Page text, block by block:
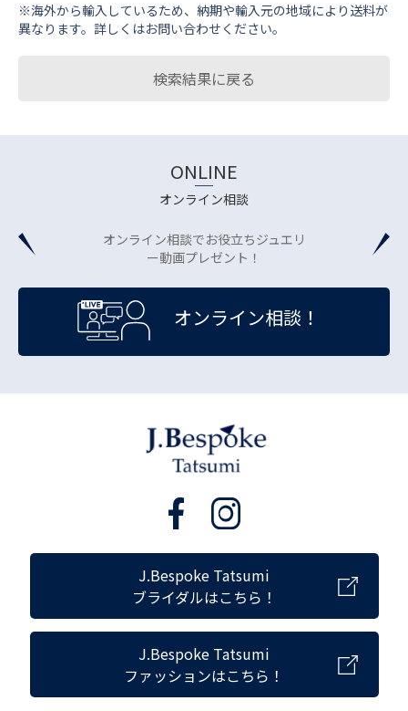
※海外から輸⼊しているため、納期や輸⼊元の地域により送料が
異なります。詳しくはお問い合わせください。
検索結果に戻る
ONLINE
オンライン相談
オンライン相談でお役立ちジュエリ
ー動画プレゼント！
オンライン相談！
J.Bespoke Tatsumi
ブライダルはこちら！
J.Bespoke Tatsumi
ファッションはこちら！